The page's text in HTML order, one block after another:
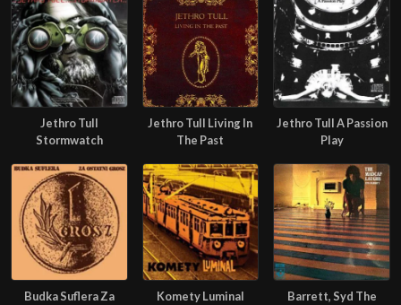
Jethro Tull
Stormwatch
Jethro Tull Living In
The Past
Jethro Tull A Passion
Play
Budka Suflera Za
Komety Luminal
Barrett, Syd The